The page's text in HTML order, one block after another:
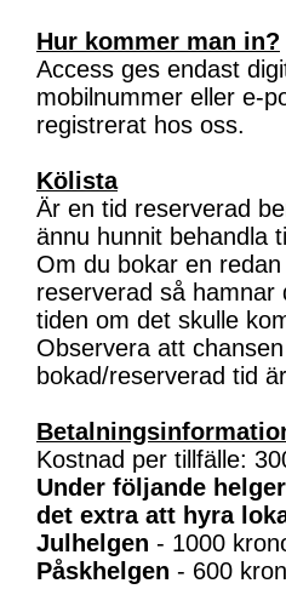
Hur kommer man in?
Access ges endast
mobilnummer eller e-
registrerat hos oss.
Kölista
Är en tid reserverad
ännu hunnit behandla
Om du bokar en
reserverad så hamnar
tiden om det skulle
Observera att
bokad/reserverad tid
Kostnad per tillfälle:
Under följande
det extra att hyra
Julhelgen - 1000
Påskhelgen - 600